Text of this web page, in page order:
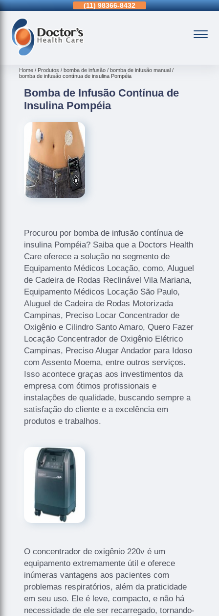
3963-0036 (11) 98366-8432 (15)3326-9334
Home Produtos bomba de infusão
bomba de infusão manual
bomba de infusão contínua de insulina Pompéia
Bomba de Infusão Contínua de
Insulina Pompéia
Procurou por bomba de infusão contínua de
insulina Pompéia? Saiba que a Doctors Health
Care oferece a solução no segmento de
Equipamento Médicos Locação, como, Aluguel
de Cadeira de Rodas Reclinável Vila Mariana,
Equipamento Médicos Locação São Paulo,
Aluguel de Cadeira de Rodas Motorizada
Campinas, Preciso Locar Concentrador de
Oxigênio e Cilindro Santo Amaro, Quero Fazer
Locação Concentrador de Oxigênio Elétrico
Campinas, Preciso Alugar Andador para Idoso
com Assento Moema, entre outros serviços.
Isso acontece graças aos investimentos da
empresa com ótimos profissionais e
instalações de qualidade, buscando sempre a
satisfação do cliente e a excelência em
produtos e trabalhos.
O concentrador de oxigênio 220v é um
equipamento extremamente útil e oferece
inúmeras vantagens aos pacientes com
problemas respiratórios, além da praticidade
em seu uso. Ele é leve, compacto, e não há
necessidade de ele ser recarregado, tornando-